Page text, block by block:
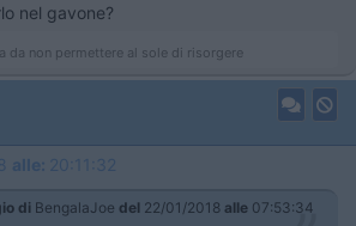
nel gavone?
da non permettere al sole di risorgere
alle: 20:11:32
di BengalaJoe del 22/01/2018 alle 07:53:34